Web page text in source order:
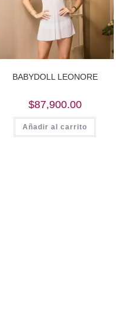
BABYDOLL LEONORE
$87,900.00
Añadir al carrito